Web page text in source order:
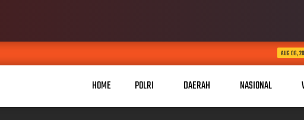
KABID HUMAS POLDA
HOME POLRI DAERAH NASIONAL